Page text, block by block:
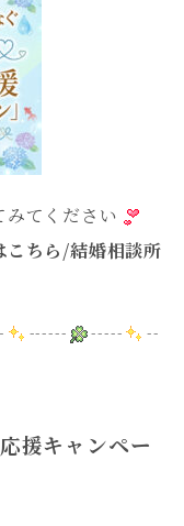
みてください
ちら/結婚相談所
------ -----
--
援キャンペー